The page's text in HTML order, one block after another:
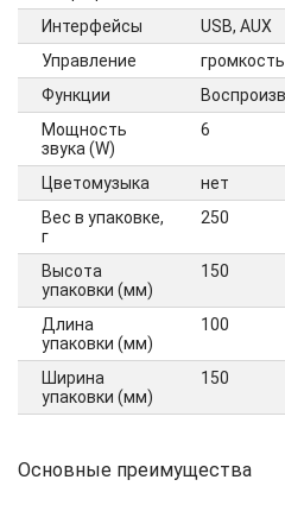
Интерфейсы
USB, AUX
Управление
Функции
Мощность
звука (W)
6
Цветомузыка
нет
Вес в упаковке,
г
250
Высота
упаковки (мм)
150
Длина
упаковки (мм)
100
Ширина
упаковки (мм)
150
Основные преимущества